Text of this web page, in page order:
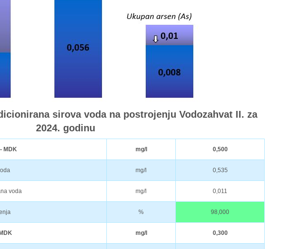
sirova voda na postrojenju Vodozahvat II. za
2024. godinu
MDK mg/l 0,500
mg/l 0,535
voda mg/l 0,011
% 98,000
mg/l 0,300